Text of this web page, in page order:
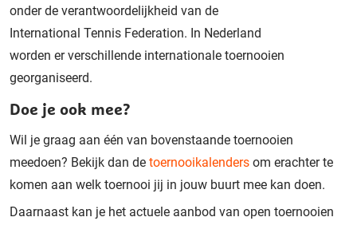
onder de verantwoordelijkheid van de
International Tennis Federation. In Nederland
worden er verschillende internationale toernooien
georganiseerd.
Doe je ook mee?
Wil je graag aan één van bovenstaande toernooien
meedoen? Bekijk dan de toernooikalenders om erachter te
komen aan welk toernooi jij in jouw buurt mee kan doen.
Daarnaast kan je het actuele aanbod van open toernooien